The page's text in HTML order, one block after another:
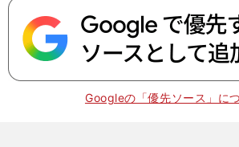
Googleの「優先ソース」に